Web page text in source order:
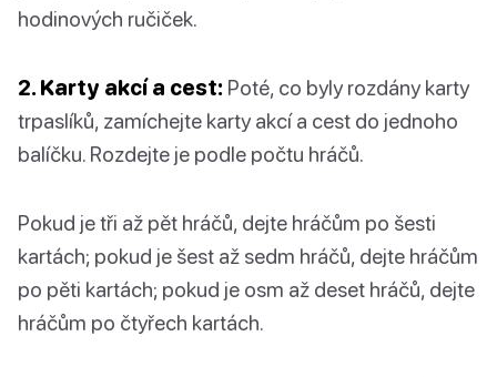
hodinových ručiček.
2. Karty akcí a cest: Poté, co byly rozdány karty
trpaslíků, zamíchejte karty akcí a cest do jednoho
balíčku. Rozdejte je podle počtu hráčů.
Pokud je tři až pět hráčů, dejte hráčům po šesti
kartách; pokud je šest až sedm hráčů, dejte hráčům
po pěti kartách; pokud je osm až deset hráčů, dejte
hráčům po čtyřech kartách.